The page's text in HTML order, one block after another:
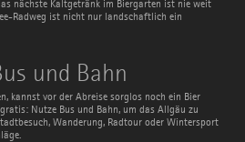
nächste Kaltgetränk im Biergarten ist nie weit
Radweg ist nicht nur landschaftlich ein
und Bahn
kannst vor der Abreise sorglos noch ein Bier
Nutze Bus und Bahn, um das Allgäu zu
Wanderung, Radtour oder Wintersport